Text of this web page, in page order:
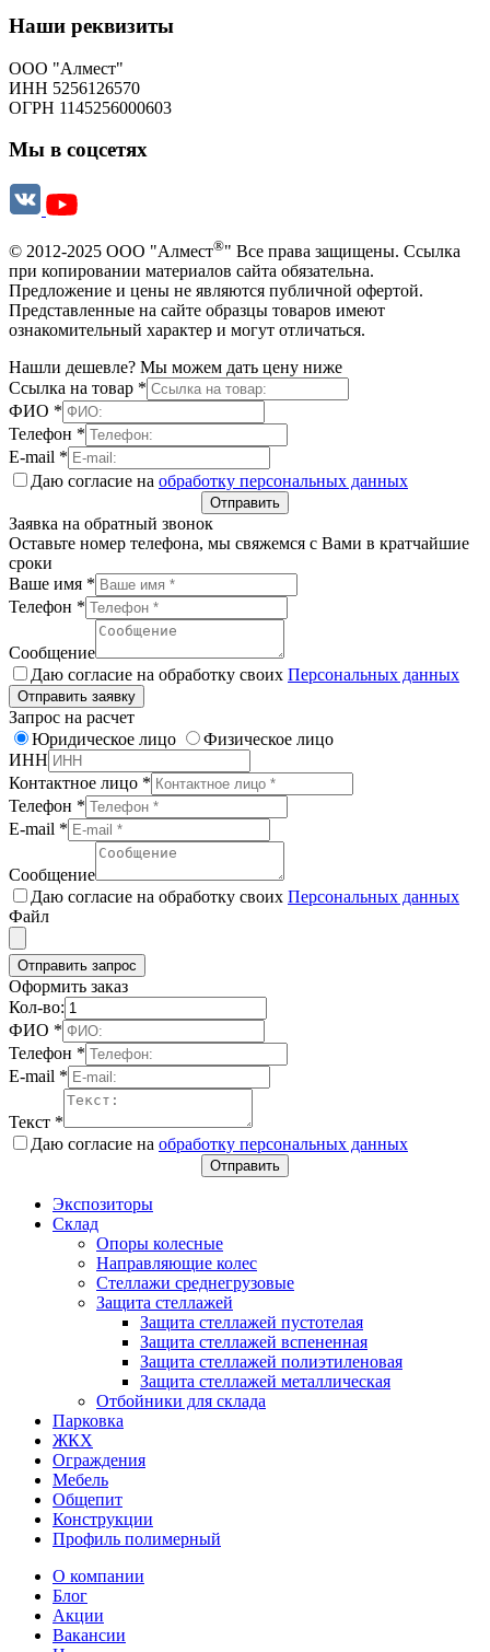
Наши реквизиты
ООО "Алмест"
ИНН 5256126570
ОГРН 1145256000603
Мы в соцсетях
© 2012-2025 ООО "Алмест®" Все права защищены. Ссылка
при копировании материалов сайта обязательна.
Предложение и цены не являются публичной офертой.
Представленные на сайте образцы товаров имеют
ознакомительный характер и могут отличаться.
Нашли дешевле? Мы можем дать цену ниже
Ссылка на товар *
ФИО *
Телефон *
E-mail *
Даю согласие на обработку персональных данных
Отправить
Заявка на обратный звонок
Оставьте номер телефона, мы свяжемся с Вами в кратчайшие
сроки
Ваше имя *
Телефон *
Сообщение
Даю согласие на обработку своих Персональных данных
Отправить заявку
Запрос на расчет
Юридическое лицо
Физическое лицо
ИНН
Контактное лицо *
Телефон *
E-mail *
Сообщение
Даю согласие на обработку своих Персональных данных
Файл
Отправить запрос
Оформить заказ
Кол-во:
ФИО *
Телефон *
E-mail *
Текст *
Даю согласие на обработку персональных данных
Отправить
Экспозиторы
Склад
Опоры колесные
Направляющие колес
Стеллажи среднегрузовые
Защита стеллажей
Защита стеллажей пустотелая
Защита стеллажей вспененная
Защита стеллажей полиэтиленовая
Защита стеллажей металлическая
Отбойники для склада
Парковка
ЖКХ
Ограждения
Мебель
Общепит
Конструкции
Профиль полимерный
О компании
Блог
Акции
Вакансии